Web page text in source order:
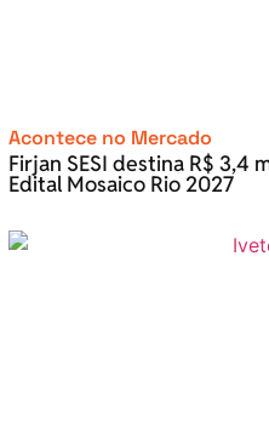
Acontece no Mercado
Firjan SESI destina R$ 3,4
Edital Mosaico Rio 2027